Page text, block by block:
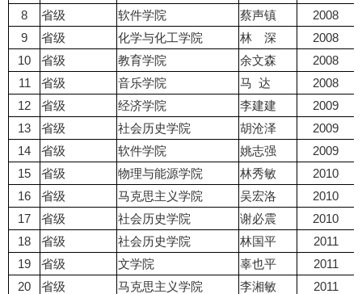
8
省级 软件学院 蔡声镇
2008
9
省级 化学与化工学院 林 深
2008
10
省级 教育学院 余文森
2008
11
省级 音乐学院 马 达
2008
12
省级 经济学院 李建建
2009
13
省级 社会历史学院 胡沧泽
2009
14
省级 软件学院 姚志强
2009
15
省级 物理与能源学院 林秀敏
2010
16
省级 马克思主义学院 吴宏洛
2010
17
省级 社会历史学院 谢必震
2010
18
省级 社会历史学院 林国平
2011
19
省级 文学院 辜也平
2011
20
省级 马克思主义学院 李湘敏
2011